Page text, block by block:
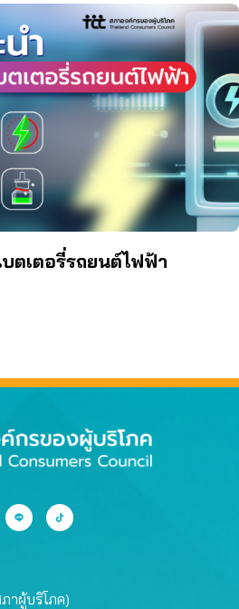
ตเตอรี่รถยนต์ไฟฟ้า
าผู้บริโภค)